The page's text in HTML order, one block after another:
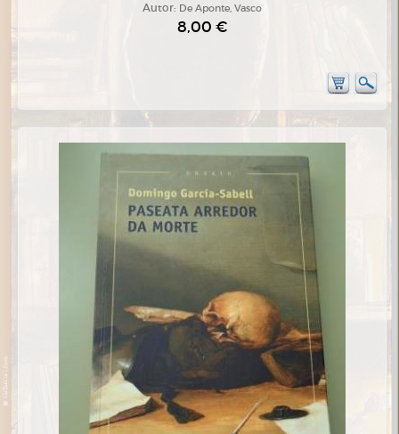
Autor: De Aponte, Vasco
8,00 €